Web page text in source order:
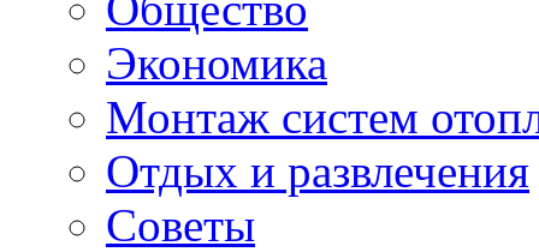
Экономика
Монтаж систем
Отдых и развлечения
Советы